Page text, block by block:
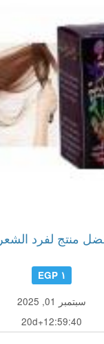
منتج لفرد الشعر
١ EGP
سبتمبر 01, 2025
20d+12:59:37